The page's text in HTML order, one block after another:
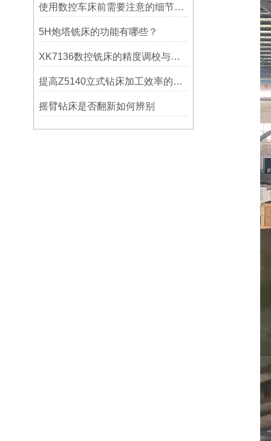
使用数控车床前需要注意的细节有哪些呢？
5H炮塔铣床的功能有哪些？
XK7136数控铣床的精度调校与性能优化
提高Z5140立式钻床加工效率的改进措施
摇臂钻床是否翻新如何辨别